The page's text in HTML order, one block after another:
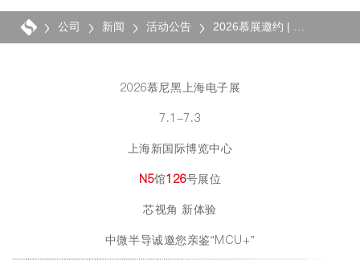
公司 新闻 活动公告
2026慕尼黑上海电子展
7.1-7.3
上海新国际博览中心
N5馆126号展位
芯视角 新体验
中微半导诚邀您亲鉴“MCU+”